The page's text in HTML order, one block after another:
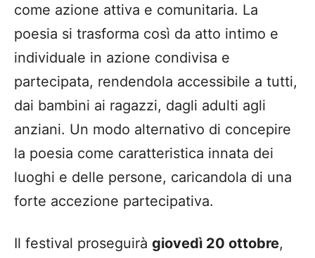
come azione attiva e comunitaria. La
poesia si trasforma così da atto intimo e
individuale in azione condivisa e
partecipata, rendendola accessibile a tutti,
dai bambini ai ragazzi, dagli adulti agli
anziani. Un modo alternativo di concepire
la poesia come caratteristica innata dei
luoghi e delle persone, caricandola di una
forte accezione partecipativa.
Il festival proseguirà giovedì 20 ottobre,